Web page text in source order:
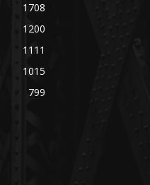
1708
1200
1111
1015
799